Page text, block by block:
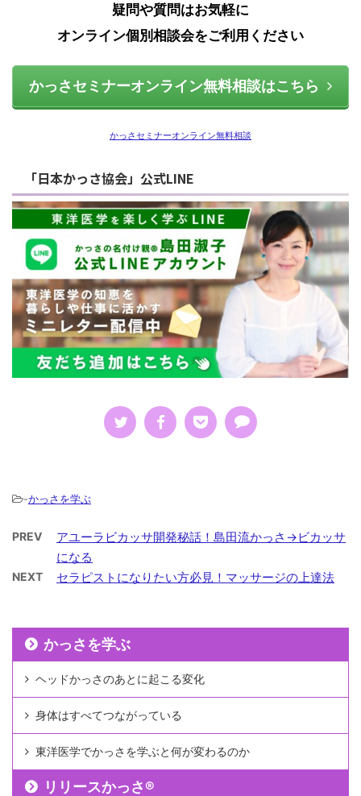
疑問や質問はお気軽に
オンライン個別相談会をご利用ください
かっさセミナーオンライン無料相談はこちら
かっさセミナーオンライン無料相談
「日本かっさ協会」公式LINE
-かっさを学ぶ
PREV
アユーラビカッサ開発秘話！島田流かっさ→ビカッサ
になる
NEXT セラピストになりたい方必見！マッサージの上達法
かっさを学ぶ
ヘッドかっさのあとに起こる変化
身体はすべてつながっている
東洋医学でかっさを学ぶと何が変わるのか
リリースかっさ®︎